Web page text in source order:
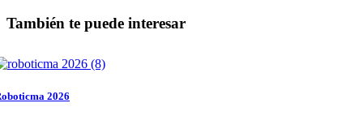
También te puede interesar
2026